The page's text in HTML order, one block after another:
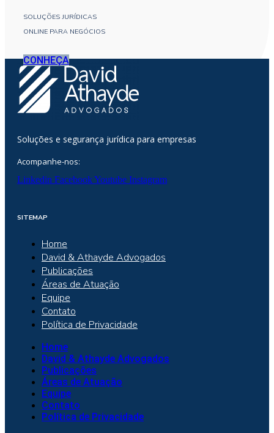
SOLUÇÕES JURÍDICAS
ONLINE PARA NEGÓCIOS
CONHEÇA
Soluções e segurança jurídica para empresas
Acompanhe-nos:
Linkedin FacebookYoutube Instagram
SITEMAP
Home
David & Athayde Advogados
Publicações
Áreas de Atuação
Equipe
Contato
Política de Privacidade
Home
David & Athayde Advogados
Publicações
Áreas de Atuação
Equipe
Contato
Política de Privacidade